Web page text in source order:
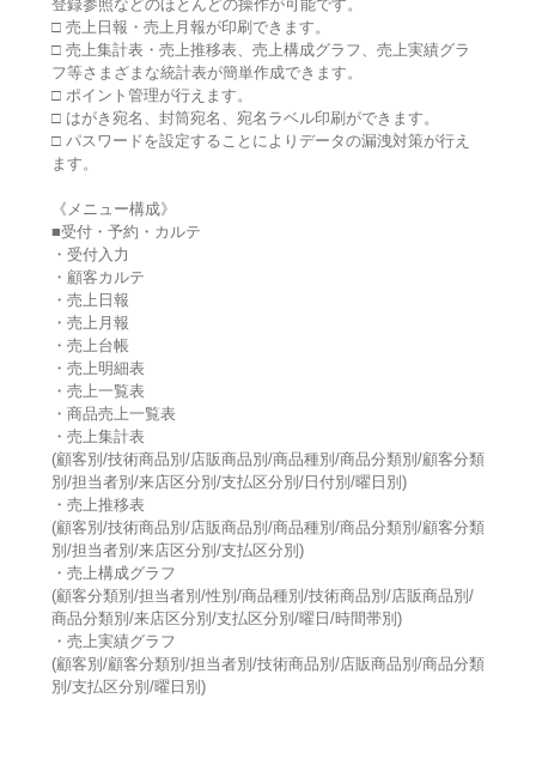
登録参照などのほとんどの操作が可能です。
□ 売上日報・売上月報が印刷できます。
□ 売上集計表・売上推移表、売上構成グラフ、売上実績グラ
フ等さまざまな統計表が簡単作成できます。
□ ポイント管理が行えます。
□ はがき宛名、封筒宛名、宛名ラベル印刷ができます。
□ パスワードを設定することによりデータの漏洩対策が行え
ます。
《メニュー構成》
■受付・予約・カルテ
・受付入力
・顧客カルテ
・売上日報
・売上月報
・売上台帳
・売上明細表
・売上一覧表
・商品売上一覧表
・売上集計表
(顧客別/技術商品別/店販商品別/商品種別/商品分類別/顧客分類
別/担当者別/来店区分別/支払区分別/日付別/曜日別)
・売上推移表
(顧客別/技術商品別/店販商品別/商品種別/商品分類別/顧客分類
別/担当者別/来店区分別/支払区分別)
・売上構成グラフ
(顧客分類別/担当者別/性別/商品種別/技術商品別/店販商品別/
商品分類別/来店区分別/支払区分別/曜日/時間帯別)
・売上実績グラフ
(顧客別/顧客分類別/担当者別/技術商品別/店販商品別/商品分類
別/支払区分別/曜日別)